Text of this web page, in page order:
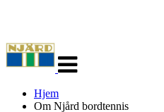
navigasjon
Hjem
Om Njård bordtennis